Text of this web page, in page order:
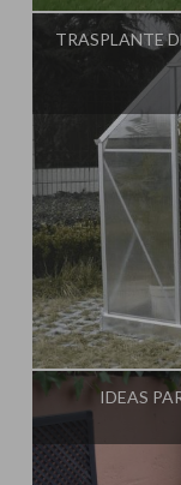
TRASPLANTE
IDEAS